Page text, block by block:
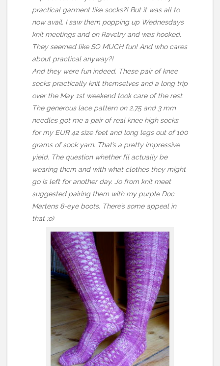
practical garment like socks?! But it was all to
now avail. I saw them popping up Wednesdays
knit meetings and on Ravelry and was hooked.
They seemed like SO MUCH fun! And who cares
about practical anyway?!
And they were fun indeed. These pair of knee
socks practically knit themselves and a long trip
over the May 1st weekend took care of the rest.
The generous lace pattern on 2.75 and 3 mm
needles got me a pair of real knee high socks
for my EUR 42 size feet and long legs out of 100
grams of sock yarn. That’s a pretty impressive
yield. The question whether I’ll actually be
wearing them and with what clothes they might
go is left for another day. Jo from knit meet
suggested pairing them with my purple Doc
Martens 8-eye boots. There’s some appeal in
that ;o)